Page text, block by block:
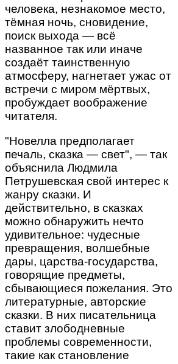
человека, незнакомое место,
тёмная ночь, сновидение,
поиск выхода — всё
названное так или иначе
создаёт таинственную
атмосферу, нагнетает ужас от
встречи с миром мёртвых,
пробуждает воображение
читателя.
"Новелла предполагает
печаль, сказка — свет", — так
объяснила Людмила
Петрушевская свой интерес к
жанру сказки. И
действительно, в сказках
можно обнаружить нечто
удивительное: чудесные
превращения, волшебные
дары, царства-государства,
говорящие предметы,
сбывающиеся пожелания. Это
литературные, авторские
сказки. В них писательница
ставит злободневные
проблемы современности,
такие как становление